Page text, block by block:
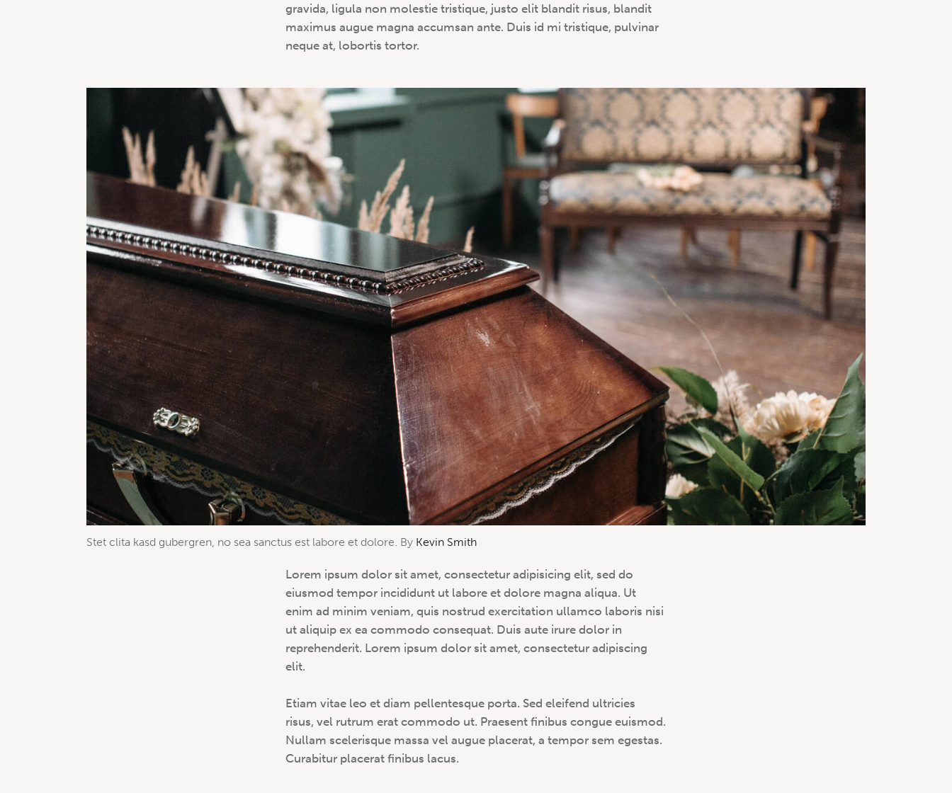
gravida, ligula non molestie tristique, justo elit blandit risus, blandit
maximus augue magna accumsan ante. Duis id mi tristique, pulvinar
neque at, lobortis tortor.
Stet clita kasd gubergren, no sea sanctus est labore et dolore. By Kevin Smith
Lorem ipsum dolor sit amet, consectetur adipisicing elit, sed do
eiusmod tempor incididunt ut labore et dolore magna aliqua. Ut
enim ad minim veniam, quis nostrud exercitation ullamco laboris nisi
ut aliquip ex ea commodo consequat. Duis aute irure dolor in
reprehenderit. Lorem ipsum dolor sit amet, consectetur adipiscing
elit.
Etiam vitae leo et diam pellentesque porta. Sed eleifend ultricies
risus, vel rutrum erat commodo ut. Praesent finibus congue euismod.
Nullam scelerisque massa vel augue placerat, a tempor sem egestas.
Curabitur placerat finibus lacus.